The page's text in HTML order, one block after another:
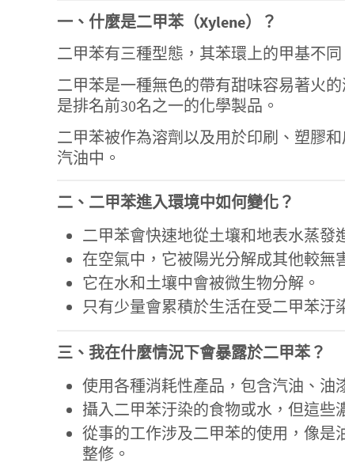
一、什麼是二甲苯（Xylene）？
二甲苯有三種型態，其苯環上的甲基不
二甲苯是一種無色的帶有甜味容易著火
是排名前30名之一的化學製品。
二甲苯被作為溶劑以及用於印刷、塑膠
汽油中。
二、二甲苯進入環境中如何變化？
二甲苯會快速地從土壤和地表水蒸發
在空氣中，它被陽光分解成其他較無
它在水和土壤中會被微生物分解。
只有少量會累積於生活在受二甲苯汙
三、我在什麼情況下會暴露於二甲苯？
使用各種消耗性產品，包含汽油、油
攝入二甲苯汙染的食物或水，但這些
從事的工作涉及二甲苯的使用，像是
整修。